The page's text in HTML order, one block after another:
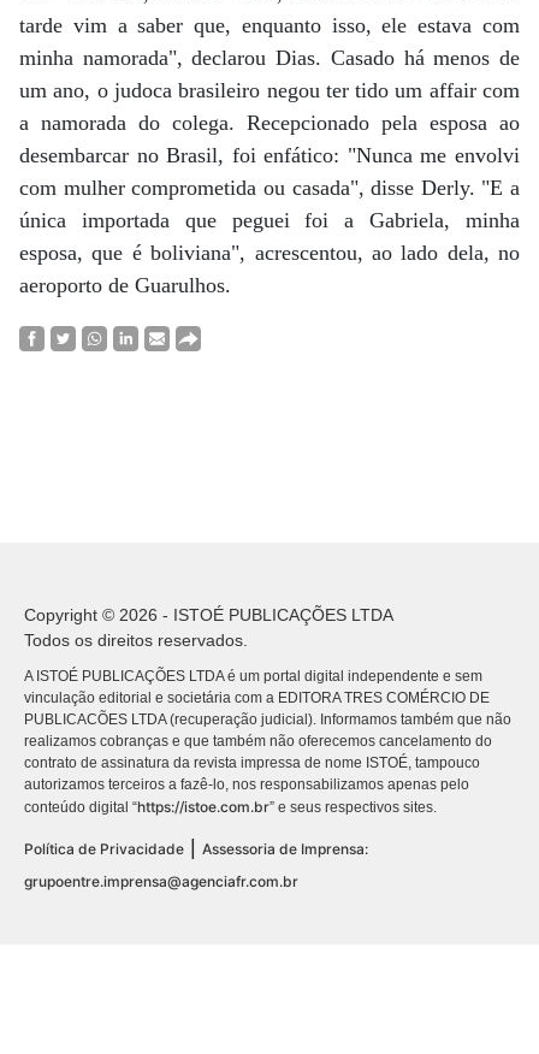
tarde vim a saber que, enquanto isso, ele estava com
minha namorada", declarou Dias. Casado há menos de
um ano, o judoca brasileiro negou ter tido um affair com
a namorada do colega. Recepcionado pela esposa ao
desembarcar no Brasil, foi enfático: "Nunca me envolvi
com mulher comprometida ou casada", disse Derly. "E a
única importada que peguei foi a Gabriela, minha
esposa, que é boliviana", acrescentou, ao lado dela, no
aeroporto de Guarulhos.
Copyright © 2026 - ISTOÉ PUBLICAÇÕES LTDA
Todos os direitos reservados.
A ISTOÉ PUBLICAÇÕES LTDA é um portal digital independente e sem
vinculação editorial e societária com a EDITORA TRES COMÉRCIO DE
PUBLICACÕES LTDA (recuperação judicial). Informamos também que não
realizamos cobranças e que também não oferecemos cancelamento do
contrato de assinatura da revista impressa de nome ISTOÉ, tampouco
autorizamos terceiros a fazê-lo, nos responsabilizamos apenas pelo
conteúdo digital “https://istoe.com.br” e seus respectivos sites.
Política de Privacidade
Assessoria de Imprensa:
grupoentre.imprensa@agenciafr.com.br